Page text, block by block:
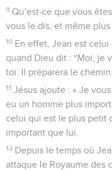
9 Qu’est-ce que vous
vous le dis, et même plus
10 En effet, Jean est
quand Dieu dit : “Moi, je
toi. Il préparera le chemin
11 Jésus ajoute : « Je
eu un homme plus
celui qui est le plus petit
important que lui.
12 Depuis le temps où
attaque le Royaume des